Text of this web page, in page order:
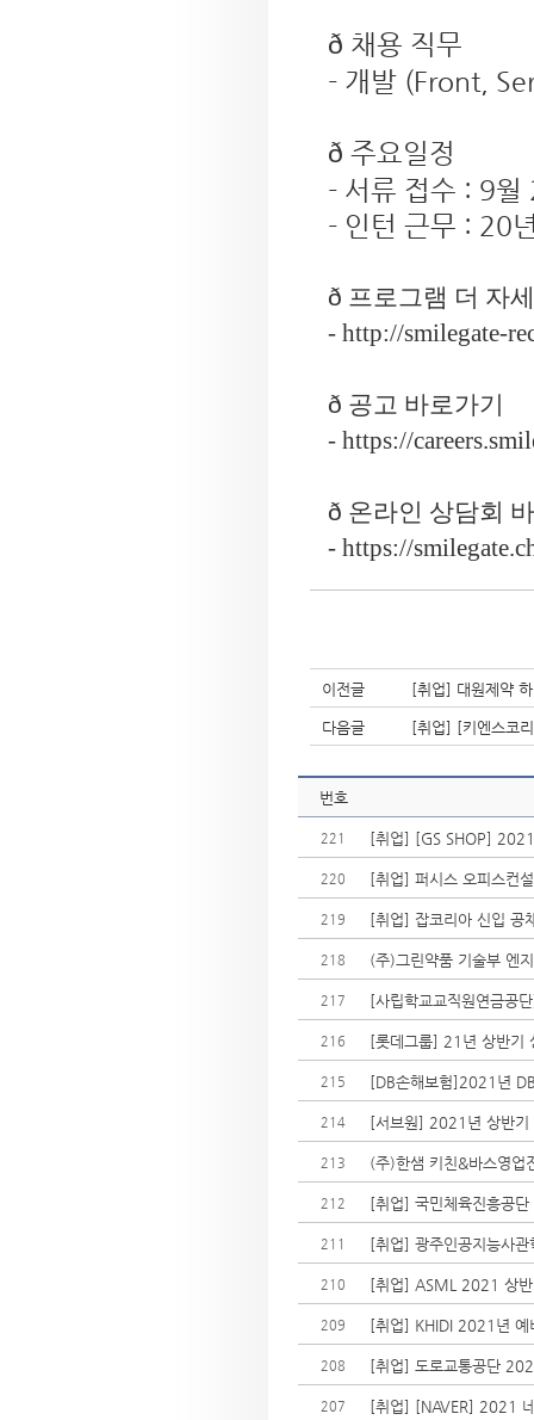
ð 채용 직무
- 개발 (Front,
ð 주요일정
- 서류 접수 : 9월
- 인턴 근무 : 20
ð 프로그램 더 자
- http://smilegate-
ð 공고 바로가기
- https://
ð 온라인 상담회
- https://
이전글 [취업] 대원제약
다음글 [취업] [키엔스코
번호
221 [취업] [GS SHOP]
220 [취업] 퍼시스 오피스컨
219 [취업] 잡코리아 신입 공
218 (주)그린약품 기술부 엔
217 [사립학교교직원연금공
216 [롯데그룹] 21년 상반기
215 [DB손해보험]2021년
214 [서브원] 2021년 상반기
213 (주)한샘 키친&바스영
212 [취업] 국민체육진흥공
211 [취업] 광주인공지능사
210 [취업] ASML 2021 상
209 [취업] KHIDI 2021년 예
208 [취업] 도로교통공단
207 [취업] [NAVER] 2021